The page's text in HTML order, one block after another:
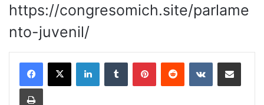
https://congresomich.site/parlame
nto-juvenil/
LinkedInTumblr PinterestReddit VKontakteCompartir por
Imprimir